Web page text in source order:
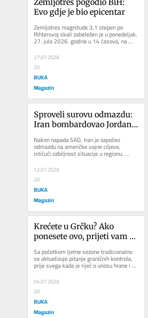
Evo gdje je bio epicentar
Zemljotres magnitude 3,1 stepen po
Rihterovoj skali zabeležen je u ponedeljak,
27. jula 2026. godine u 14 časova, na
području Bosne i Hercegovine....
27.07.2026
20
BUKA
Magazin
Sproveli surovu odmazdu:
Iran bombardovao Jordan,
Nakon napada SAD, Iran je započeo
odmazdu na američke vojne ciljeve,
ističući ozbiljnost situacije u regionu.
Nakon novih američkih napada...
12.07.2026
20
BUKA
Magazin
Krećete u Grčku? Ako
ponesete ovo, prijeti vam
Sa početkom ljetne sezone tradicionalno
se aktuelizuje pitanje graničnih kontrola,
prije svega kada je riječ o unosu hrane i
duvanskih proizvoda....
04.07.2026
20
BUKA
Magazin